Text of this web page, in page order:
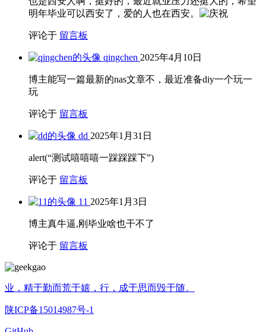
明年毕业可以西安了，爱的人也在西安。
评论于 留言板
qingchen 2025年4月10日
博主能写一篇最新的nas文章不，最近准备diy一个玩一
玩
评论于 留言板
dd 2025年1月31日
alert(“测试嘻嘻嘻一踩踩踩下”)
评论于 留言板
11 2025年1月3日
博主真牛逼,刚毕业啥也干不了
评论于 留言板
业，精于勤而荒于嬉，行，成于思而毁于随。
陕ICP备15014987号-1